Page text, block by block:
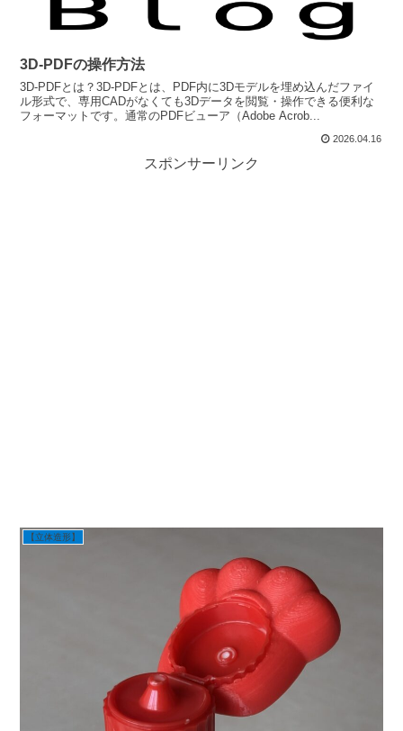
3D-PDFの操作方法
3D-PDFとは？3D-PDFとは、PDF内に3Dモデルを埋め込んだファイ
ル形式で、専用CADがなくても3Dデータを閲覧・操作できる便利な
フォーマットです。通常のPDFビューア（Adobe Acrob...
2026.04.16
スポンサーリンク
【立体造形】